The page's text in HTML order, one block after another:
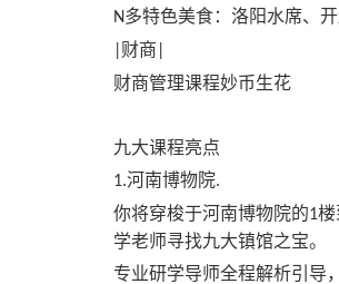
N多特色美食：洛阳水席、
财商
财商管理课程妙币生花
九大课程亮点
1.河南博物院.
你将穿梭于河南博物院的1楼
学老师寻找九大镇馆之宝。
专业研学导师全程解析引导